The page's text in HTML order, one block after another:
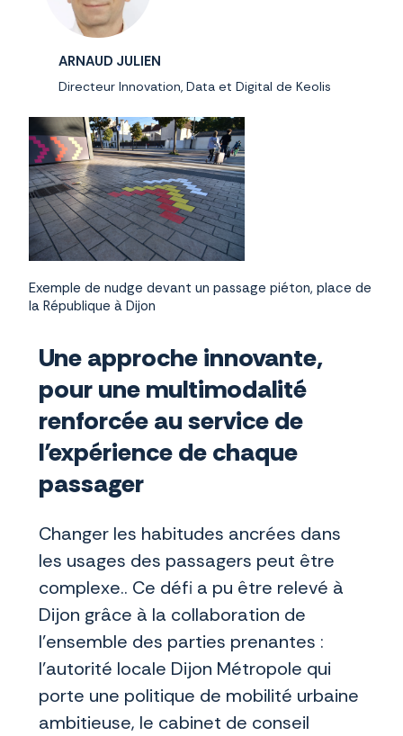
ARNAUD JULIEN
Directeur Innovation, Data et Digital de Keolis
Exemple de nudge devant un passage piéton, place de
la République à Dijon
Une approche innovante,
pour une multimodalité
renforcée au service de
l’expérience de chaque
passager
Changer les habitudes ancrées dans
les usages des passagers peut être
complexe.. Ce défi a pu être relevé à
Dijon grâce à la collaboration de
l’ensemble des parties prenantes :
l’autorité locale Dijon Métropole qui
porte une politique de mobilité urbaine
ambitieuse, le cabinet de conseil